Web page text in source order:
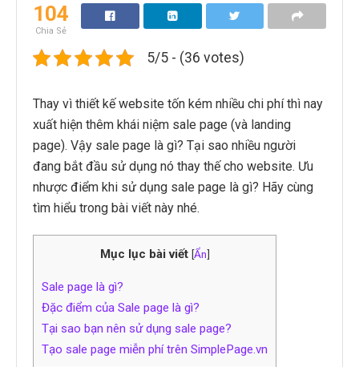
104
Chia Sẻ
5/5 - (36 votes)
Thay vì thiết kế website tốn kém nhiều chi phí thì nay
xuất hiện thêm khái niệm sale page (và landing
page). Vậy sale page là gì? Tại sao nhiều người
đang bắt đầu sử dụng nó thay thế cho website. Ưu
nhược điểm khi sử dụng sale page là gì? Hãy cùng
tìm hiểu trong bài viết này nhé.
Mục lục bài viết [Ẩn]
Sale page là gì?
Đặc điểm của Sale page là gì?
Tại sao bạn nên sử dụng sale page?
Tạo sale page miễn phí trên SimplePage.vn